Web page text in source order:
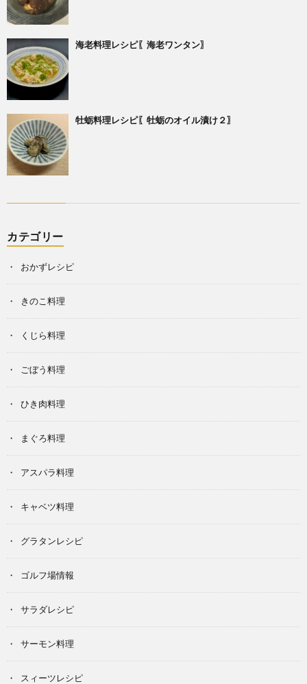
海老料理レシピ〖海老ワンタン〗
牡蛎料理レシピ〖牡蛎のオイル漬け２〗
カテゴリー
おかずレシピ
きのこ料理
くじら料理
ごぼう料理
ひき肉料理
まぐろ料理
アスパラ料理
キャベツ料理
グラタンレシピ
ゴルフ場情報
サラダレシピ
サーモン料理
スィーツレシピ